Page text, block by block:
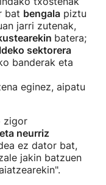
bat bengala piztu
jarri zutenak,
batera;
sektorera
banderak eta
eginez, aipatu
zigor
neurriz
ez dator bat,
jakin batzuen